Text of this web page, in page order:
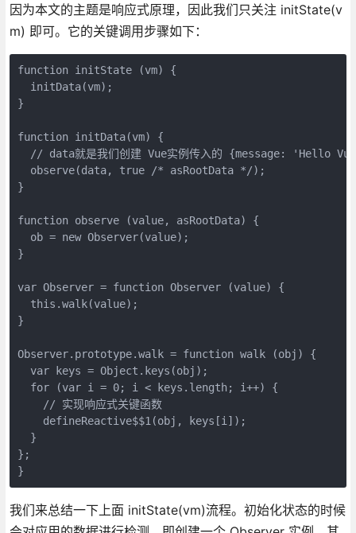
因为本文的主题是响应式原理，因此我们只关注 initState(v
m) 即可。它的关键调用步骤如下：
function initState (vm) {
  initData(vm);
}
function initData(vm) {
// data就是我们创建 Vue实例传入的 {message: 'Hello
  observe(data, true /* asRootData */);
}
function observe (value, asRootData) {
  ob = new Observer(value);
}
var Observer = function Observer (value) {
  this.walk(value);
}
Observer.prototype.walk = function walk (obj) {
  var keys = Object.keys(obj);
  for (var i = 0; i < keys.length; i++) {
    // 实现响应式关键函数
    defineReactive$$1(obj, keys[i]);
  }
};
}
我们来总结一下上面 initState(vm)流程。初始化状态的时候